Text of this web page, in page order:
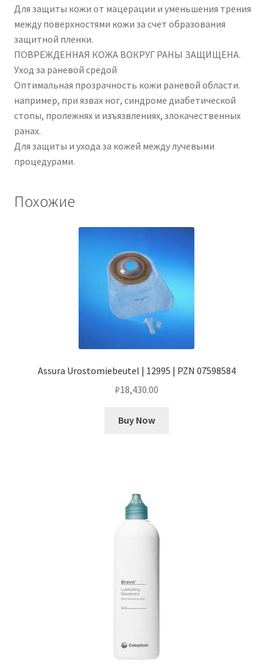
Для защиты кожи от мацерации и уменьшения трения
между поверхностями кожи за счет образования
защитной пленки.
ПОВРЕЖДЕННАЯ КОЖА ВОКРУГ РАНЫ ЗАЩИЩЕНА.
Уход за раневой средой
Оптимальная прозрачность кожи раневой области.
например, при язвах ног, синдроме диабетической
стопы, пролежнях и изъязвлениях, злокачественных
ранах.
Для защиты и ухода за кожей между лучевыми
процедурами.
Похожие
Assura Urostomiebeutel | 12995 | PZN 07598584
₽18,430.00
Buy Now